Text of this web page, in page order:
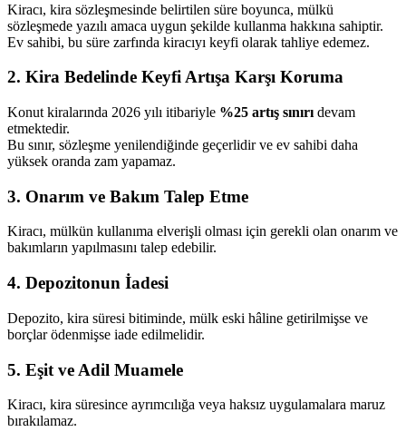
Kiracı, kira sözleşmesinde belirtilen süre boyunca, mülkü
sözleşmede yazılı amaca uygun şekilde kullanma hakkına sahiptir.
Ev sahibi, bu süre zarfında kiracıyı keyfi olarak tahliye edemez.
2. Kira Bedelinde Keyfi Artışa Karşı Koruma
Konut kiralarında 2026 yılı itibariyle %25 artış sınırı devam
etmektedir.
Bu sınır, sözleşme yenilendiğinde geçerlidir ve ev sahibi daha
yüksek oranda zam yapamaz.
3. Onarım ve Bakım Talep Etme
Kiracı, mülkün kullanıma elverişli olması için gerekli olan onarım ve
bakımların yapılmasını talep edebilir.
4. Depozitonun İadesi
Depozito, kira süresi bitiminde, mülk eski hâline getirilmişse ve
borçlar ödenmişse iade edilmelidir.
5. Eşit ve Adil Muamele
Kiracı, kira süresince ayrımcılığa veya haksız uygulamalara maruz
bırakılamaz.